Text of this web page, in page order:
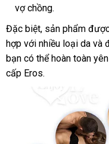
vợ chồng.
Đặc biệt, sản phẩm
hợp với nhiều loại da và
bạn có thể hoàn toàn
cấp Eros.